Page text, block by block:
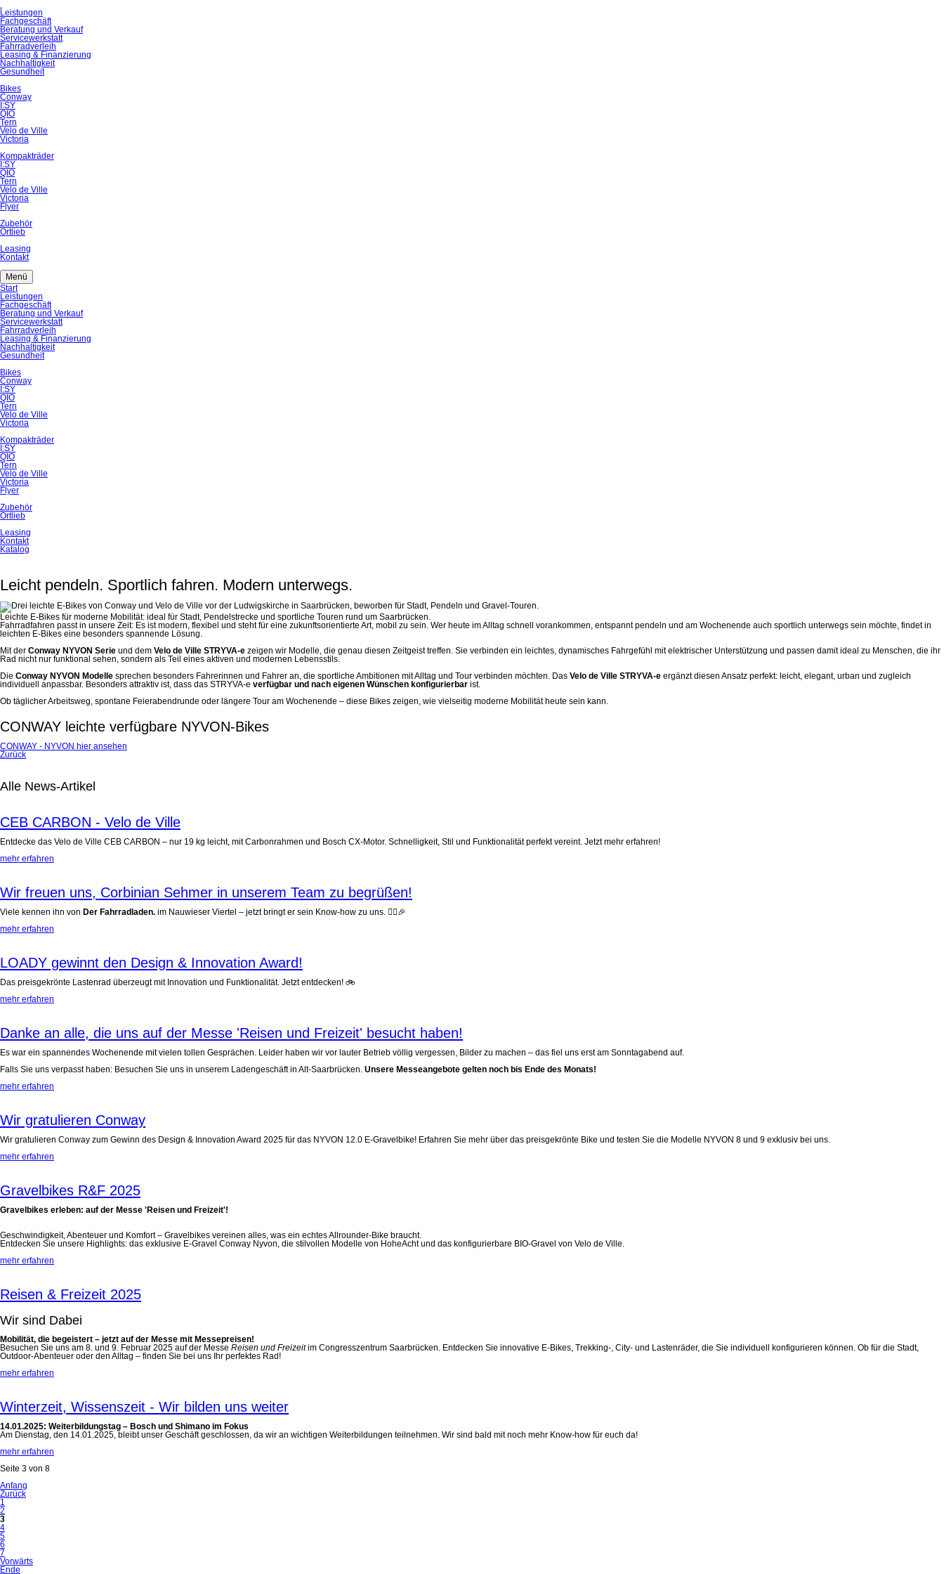
Navigation
überspringen
Leistungen
Fachgeschäft
Beratung und Verkauf
Servicewerkstatt
Fahrradverleih
Leasing & Finanzierung
Nachhaltigkeit
Gesundheit
Bikes
Conway
I:SY
QIO
Tern
Velo de Ville
Victoria
Kompakträder
I:SY
QIO
Tern
Velo de Ville
Victoria
Flyer
Zubehör
Ortlieb
Leasing
Kontakt
Menü
Navigation
überspringen
Start
Leistungen
Fachgeschäft
Beratung und Verkauf
Servicewerkstatt
Fahrradverleih
Leasing & Finanzierung
Nachhaltigkeit
Gesundheit
Bikes
Conway
I:SY
QIO
Tern
Velo de Ville
Victoria
Kompakträder
I:SY
QIO
Tern
Velo de Ville
Victoria
Flyer
Zubehör
Ortlieb
Leasing
Kontakt
Katalog
Leicht pendeln. Sportlich fahren. Modern unterwegs.
Leichte E-Bikes für moderne Mobilität: ideal für Stadt, Pendelstrecke und sportliche Touren rund um Saarbrücken.
Fahrradfahren passt in unsere Zeit: Es ist modern, flexibel und steht für eine zukunftsorientierte Art, mobil zu sein. Wer heute im Alltag schnell vorankommen, entspannt pendeln und am Wochenende auch sportlich unterwegs sein möchte, findet in
leichten E-Bikes eine besonders spannende Lösung.
Mit der Conway NYVON Serie und dem Velo de Ville STRYVA-e zeigen wir Modelle, die genau diesen Zeitgeist treffen. Sie verbinden ein leichtes, dynamisches Fahrgefühl mit elektrischer Unterstützung und passen damit ideal zu Menschen, die ihr
Rad nicht nur funktional sehen, sondern als Teil eines aktiven und modernen Lebensstils.
Die Conway NYVON Modelle sprechen besonders Fahrerinnen und Fahrer an, die sportliche Ambitionen mit Alltag und Tour verbinden möchten. Das Velo de Ville STRYVA-e ergänzt diesen Ansatz perfekt: leicht, elegant, urban und zugleich
individuell anpassbar. Besonders attraktiv ist, dass das STRYVA-e verfügbar und nach eigenen Wünschen konfigurierbar ist.
Ob täglicher Arbeitsweg, spontane Feierabendrunde oder längere Tour am Wochenende – diese Bikes zeigen, wie vielseitig moderne Mobilität heute sein kann.
CONWAY leichte verfügbare NYVON-Bikes
CONWAY - NYVON hier ansehen
Zurück
Alle News-Artikel
CEB CARBON - Velo de Ville
Entdecke das Velo de Ville CEB CARBON – nur 19 kg leicht, mit Carbonrahmen und Bosch CX-Motor. Schnelligkeit, Stil und Funktionalität perfekt vereint. Jetzt mehr erfahren!
mehr erfahren
Wir freuen uns, Corbinian Sehmer in unserem Team zu begrüßen!
Viele kennen ihn von Der Fahrradladen. im Nauwieser Viertel – jetzt bringt er sein Know-how zu uns. 🚴‍♂️🎉
mehr erfahren
LOADY gewinnt den Design & Innovation Award!
Das preisgekrönte Lastenrad überzeugt mit Innovation und Funktionalität. Jetzt entdecken! 🚲
mehr erfahren
Danke an alle, die uns auf der Messe 'Reisen und Freizeit' besucht haben!
Es war ein spannendes Wochenende mit vielen tollen Gesprächen. Leider haben wir vor lauter Betrieb völlig vergessen, Bilder zu machen – das fiel uns erst am Sonntagabend auf.
Falls Sie uns verpasst haben: Besuchen Sie uns in unserem Ladengeschäft in Alt-Saarbrücken. Unsere Messeangebote gelten noch bis Ende des Monats!
mehr erfahren
Wir gratulieren Conway
Wir gratulieren Conway zum Gewinn des Design & Innovation Award 2025 für das NYVON 12.0 E-Gravelbike! Erfahren Sie mehr über das preisgekrönte Bike und testen Sie die Modelle NYVON 8 und 9 exklusiv bei uns.
mehr erfahren
Gravelbikes R&F 2025
Gravelbikes erleben: auf der Messe 'Reisen und Freizeit'!
Geschwindigkeit, Abenteuer und Komfort – Gravelbikes vereinen alles, was ein echtes Allrounder-Bike braucht.
Entdecken Sie unsere Highlights: das exklusive E-Gravel Conway Nyvon, die stilvollen Modelle von HoheAcht und das konfigurierbare BIO-Gravel von Velo de Ville.
mehr erfahren
Reisen & Freizeit 2025
Wir sind Dabei
Mobilität, die begeistert – jetzt auf der Messe mit Messepreisen!
Besuchen Sie uns am 8. und 9. Februar 2025 auf der Messe Reisen und Freizeitim Congresszentrum Saarbrücken. Entdecken Sie innovative E-Bikes, Trekking-, City- und Lastenräder, die Sie individuell konfigurieren können. Ob für die Stadt,
Outdoor-Abenteuer oder den Alltag – finden Sie bei uns Ihr perfektes Rad!
mehr erfahren
Winterzeit, Wissenszeit - Wir bilden uns weiter
14.01.2025: Weiterbildungstag – Bosch und Shimano im Fokus
Am Dienstag, den 14.01.2025, bleibt unser Geschäft geschlossen, da wir an wichtigen Weiterbildungen teilnehmen. Wir sind bald mit noch mehr Know-how für euch da!
mehr erfahren
Seite 3 von 8
Anfang
Zurück
1
2
3
4
5
6
7
Vorwärts
Ende